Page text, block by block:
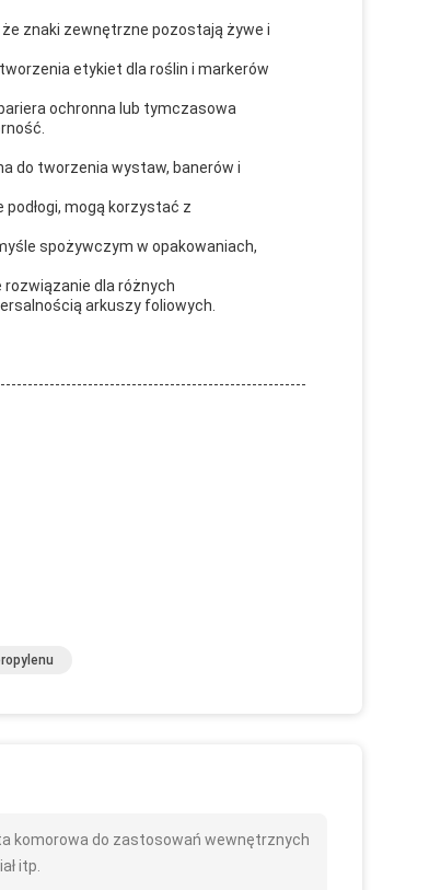
znaki zewnętrzne pozostają żywe i
etykiet dla roślin i markerów
ochronna lub tymczasowa
do tworzenia wystaw, banerów i
podłogi, mogą korzystać z
spożywczym w opakowaniach,
rozwiązanie dla różnych
arkuszy foliowych.
komorowa do zastosowań wewnętrznych
itp.